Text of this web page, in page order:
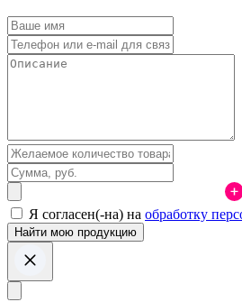
Я согласен(-на) на обработку